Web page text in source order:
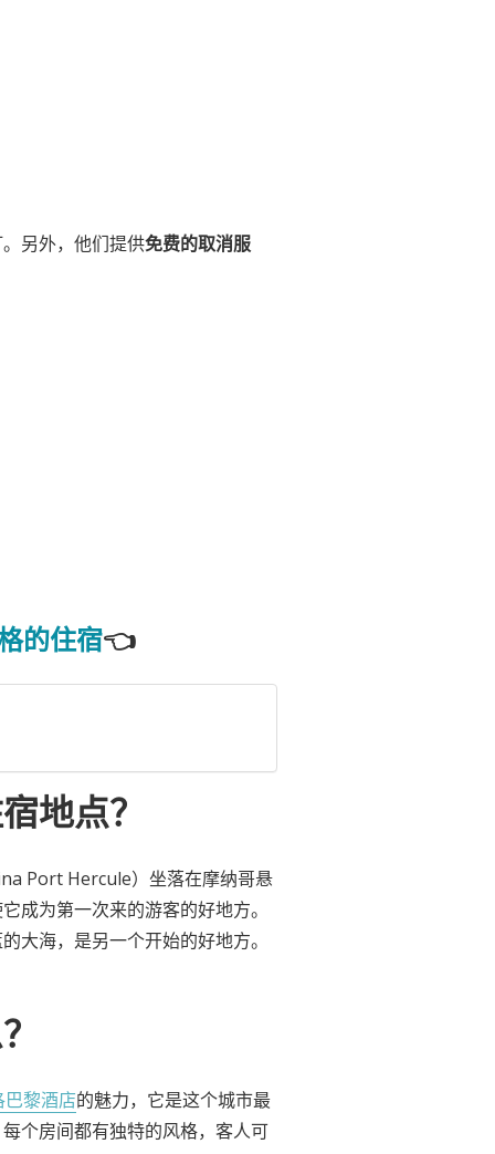
另外，他们提供免费的取消服
的住宿👈
地点？
Port Hercule）坐落在摩纳哥悬
成为第一次来的游客的好地方。
大海，是另一个开始的好地方。
黎酒店的魅力，它是这个城市最
个房间都有独特的风格，客人可